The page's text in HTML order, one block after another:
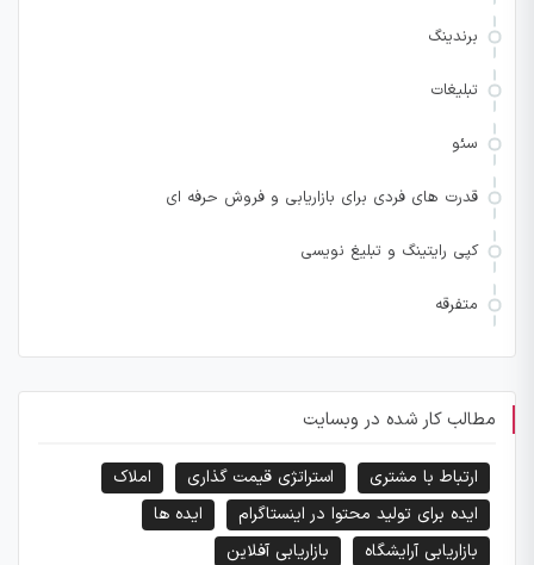
برندینگ
تبلیغات
سئو
قدرت های فردی برای بازاریابی و فروش حرفه ای
کپی رایتینگ و تبلیغ نویسی
متفرقه
مطالب کار شده در وبسایت
ارتباط با مشتری استراتژی قیمت گذاری
املاک
ایده برای تولید محتوا در اینستاگرام
ایده ها
بازاریابی آرایشگاه
بازاریابی آفلاین